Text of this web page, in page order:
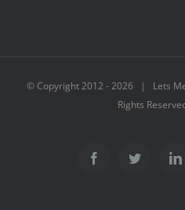
© Copyright 2012 -2026 | Lets
Rights
FacebookTwitter